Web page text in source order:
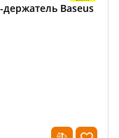
держатель Baseus